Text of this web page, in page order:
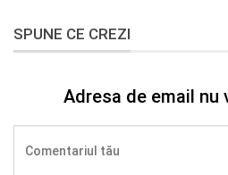
SPUNE CE CREZI
Adresa de email nu